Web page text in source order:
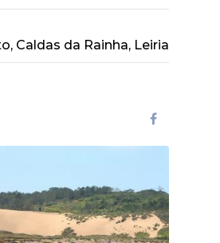
Caldas da Rainha, Leiria